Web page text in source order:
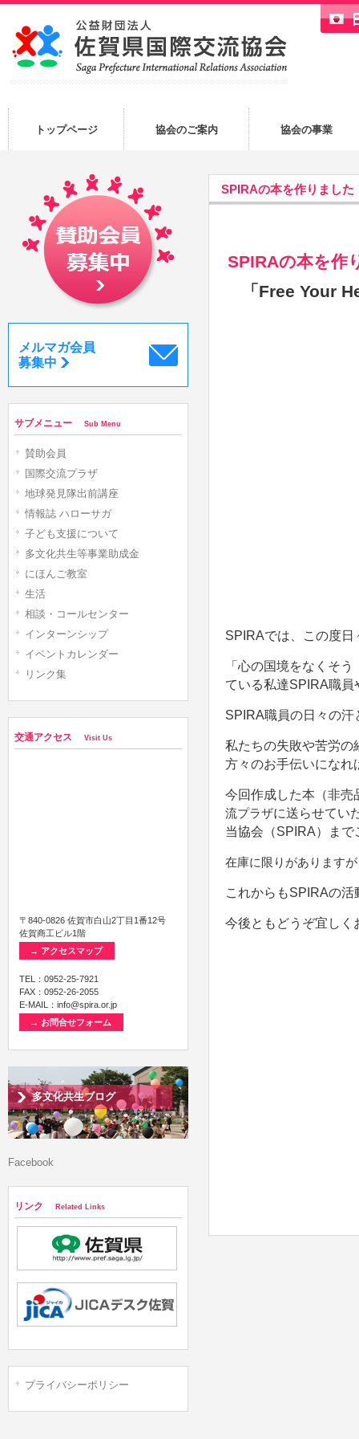
トップページ 協会のご案内 協会の事業
SPIRAの本を作りました
SPIRAの本を作
「Free Your
SPIRAでは、この度
「心の国境をなくそ
ている私達SPIRA職
SPIRA職員の日々の
私たちの失敗や苦労の
方々のお手伝いになれ
今回作成した本（非売
流プラザに送らせてい
当協会（SPIRA）まで
在庫に限りがあります
これからもSPIRAの
今後ともどうぞ宜しく
メルマガ会員
募集中
サブメニュー Sub Menu
賛助会員
国際交流プラザ
地球発見隊出前講座
情報誌 ハローサガ
子ども支援について
多文化共生等事業助成金
にほんご教室
生活
相談・コールセンター
インターンシップ
イベントカレンダー
リンク集
交通アクセス Visit Us
〒840-0826 佐賀市白山2丁目1番12号
佐賀商工ビル1階
→ アクセスマップ
TEL：0952-25-7921
FAX：0952-26-2055
E-MAIL：info@spira.or.jp
→ お問合せフォーム
多文化共生ブログ
Facebook
リンク Related Links
プライバシーポリシー